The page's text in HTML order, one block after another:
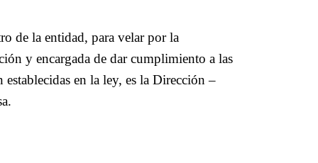
de la entidad, para velar por la
y encargada de dar cumplimiento a las
en la ley, es la Dirección –